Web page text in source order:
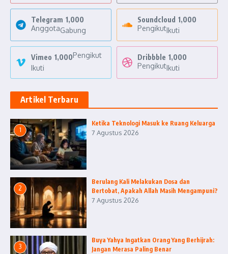
Telegram 1,000
AnggotaGabung
Soundcloud 1,000
PengikutIkuti
Vimeo 1,000Pengikut
Ikuti
Dribbble 1,000
PengikutIkuti
Artikel Terbaru
1
Ketika Teknologi Masuk ke Ruang Keluarga
7 Agustus 2026
2
Berulang Kali Melakukan Dosa dan
Bertobat, Apakah Allah Masih Mengampuni?
7 Agustus 2026
3
Buya Yahya Ingatkan Orang Yang Berhijrah:
Jangan Merasa Paling Benar